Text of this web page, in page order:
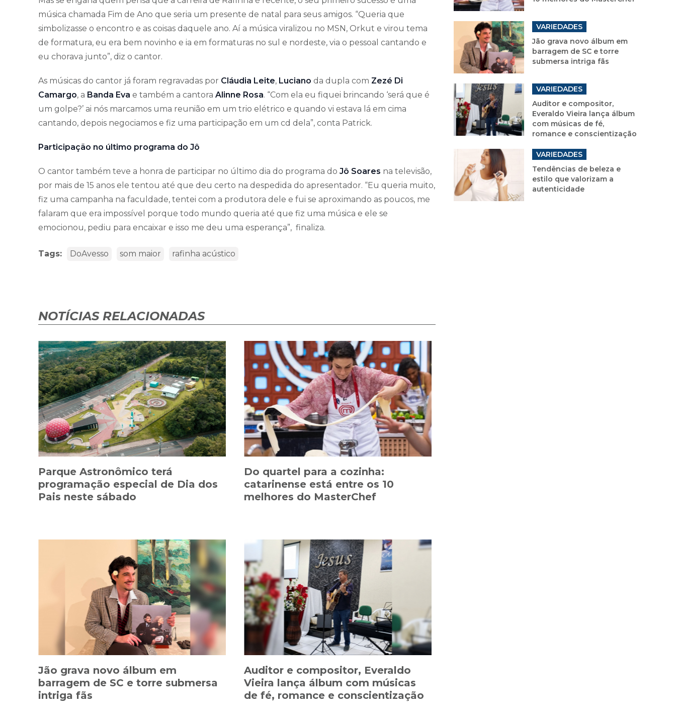
música chamada Fim de Ano que seria um presente de natal para seus amigos. “Queria que
simbolizasse o encontro e as coisas daquele ano. Aí a música viralizou no MSN, Orkut e virou tema
de formatura, eu era bem novinho e ia em formaturas no sul e nordeste, via o pessoal cantando e
eu chorava junto”, diz o cantor.
As músicas do cantor já foram regravadas por Cláudia Leite, Luciano da dupla com Zezé Di
Camargo, a Banda Eva e também a cantora Alinne Rosa. “Com ela eu fiquei brincando ‘será que é
um golpe?’ ai nós marcamos uma reunião em um trio elétrico e quando vi estava lá em cima
cantando, depois negociamos e fiz uma participação em um cd dela”, conta Patrick.
Participação no último programa do Jô
O cantor também teve a honra de participar no último dia do programa do Jô Soares na televisão,
por mais de 15 anos ele tentou até que deu certo na despedida do apresentador. “Eu queria muito,
fiz uma campanha na faculdade, tentei com a produtora dele e fui se aproximando as poucos, me
falaram que era impossível porque todo mundo queria até que fiz uma música e ele se
emocionou, pediu para encaixar e isso me deu uma esperança”, finaliza.
Tags: DoAvesso som maior rafinha acústico
NOTÍCIAS RELACIONADAS
Parque Astronômico terá
programação especial de Dia dos
Pais neste sábado
Do quartel para a cozinha:
catarinense está entre os 10
melhores do MasterChef
Jão grava novo álbum em
barragem de SC e torre submersa
intriga fãs
Auditor e compositor, Everaldo
Vieira lança álbum com músicas
de fé, romance e conscientização
VARIEDADES
Jão grava novo álbum em
barragem de SC e torre
submersa intriga fãs
VARIEDADES
Auditor e compositor,
Everaldo Vieira lança álbum
com músicas de fé,
romance e conscientização
VARIEDADES
Tendências de beleza e
estilo que valorizam a
autenticidade